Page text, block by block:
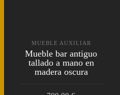
MUEBLE AUXILIAR
Mueble bar antiguo
tallado a mano en
madera oscura